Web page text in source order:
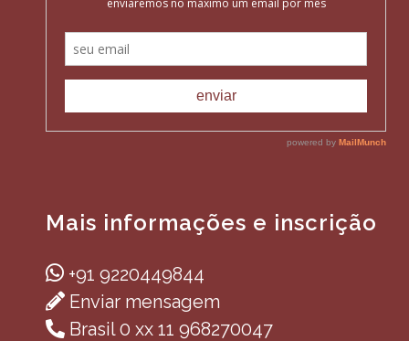
Mais informações e inscrição
+91 9220449844
Enviar mensagem
Brasil 0 xx 11 968270047